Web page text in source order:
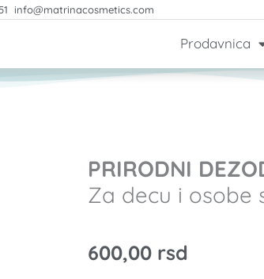
info@matrinacosmetics.com
Prodavnica
PRIRODNI
Za decu i osobe
600,00 rsd